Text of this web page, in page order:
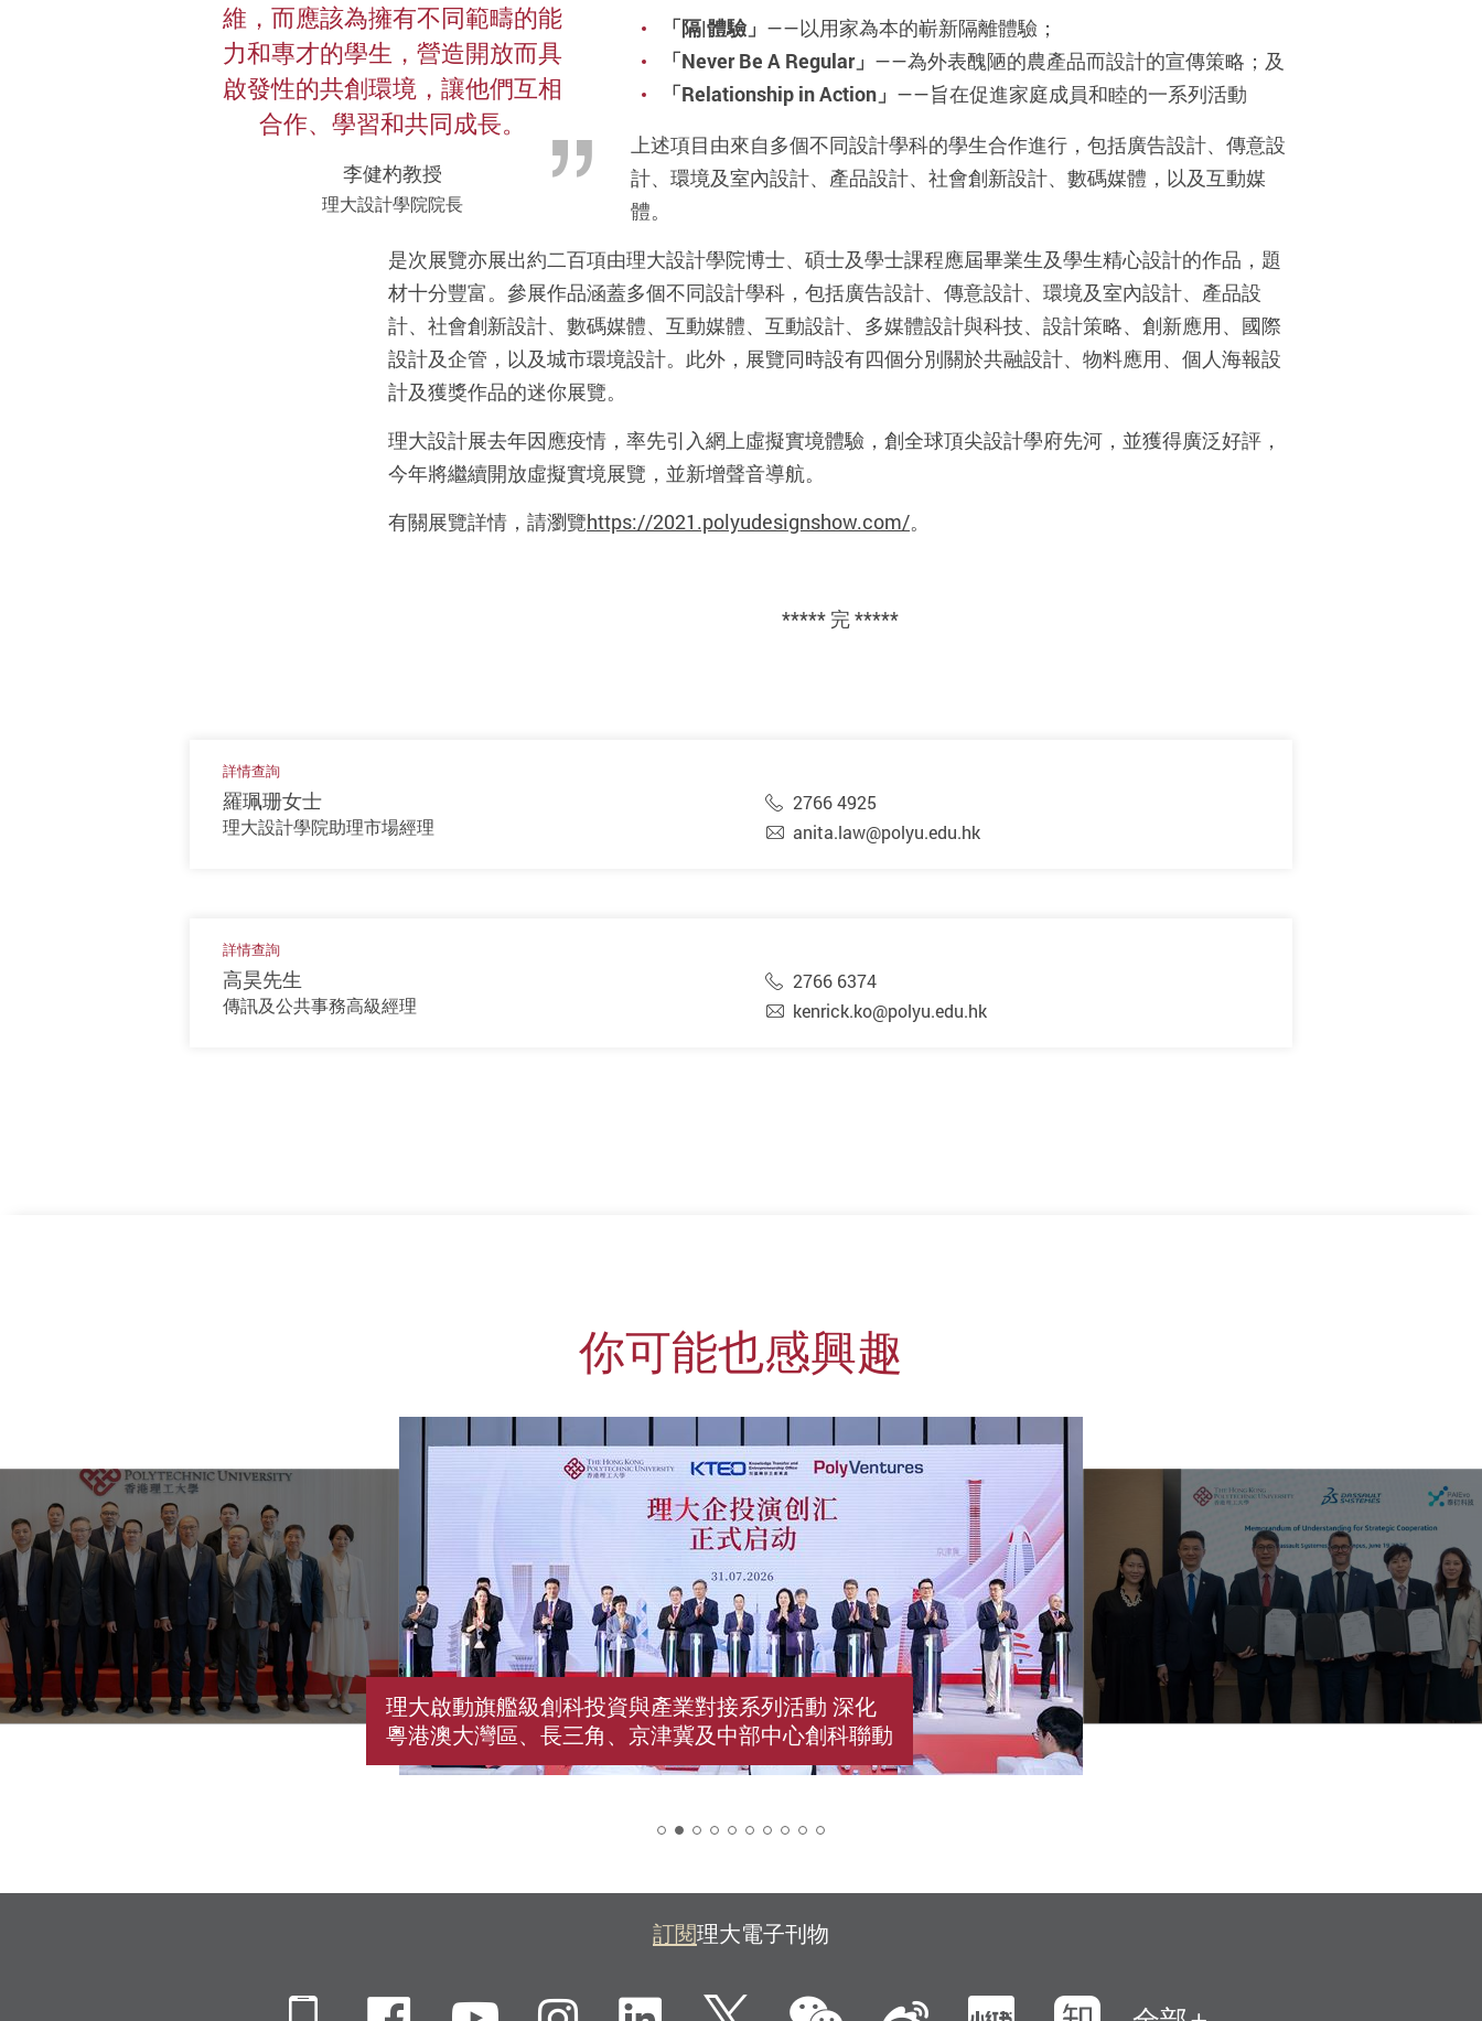
維，而應該為擁有不同範疇的能
力和專才的學生，營造開放而具
啟發性的共創環境，讓他們互相
合作、學習和共同成長。
李健杓教授
理大設計學院院長
「隔|體驗」 ——以用家為本的嶄新隔離體驗；
「Never Be A Regular」 ——為外表醜陋的農產品而設計的宣傳策略；及
「Relationship in Action」 ——旨在促進家庭成員和睦的一系列活動
上述項目由來自多個不同設計學科的學生合作進行，包括廣告設計、傳意設
計、環境及室內設計、產品設計、社會創新設計、數碼媒體，以及互動媒
體。
是次展覽亦展出約二百項由理大設計學院博士、碩士及學士課程應屆畢業生及學生精心設計的作品，題
材十分豐富。參展作品涵蓋多個不同設計學科，包括廣告設計、傳意設計、環境及室內設計、產品設
計、社會創新設計、數碼媒體、互動媒體、互動設計、多媒體設計與科技、設計策略、創新應用、國際
設計及企管，以及城市環境設計。此外，展覽同時設有四個分別關於共融設計、物料應用、個人海報設
計及獲獎作品的迷你展覽。
理大設計展去年因應疫情，率先引入網上虛擬實境體驗，創全球頂尖設計學府先河，並獲得廣泛好評，
今年將繼續開放虛擬實境展覽，並新增聲音導航。
有關展覽詳情，請瀏覽https://2021.polyudesignshow.com/。
***** 完 *****
詳情查詢
羅珮珊女士
理大設計學院助理市場經理
2766 4925
anita.law@polyu.edu.hk
詳情查詢
高昊先生
傳訊及公共事務高級經理
2766 6374
kenrick.ko@polyu.edu.hk
你可能也感興趣
理大啟動旗艦級創科投資與產業對接系列活動 深化
粵港澳大灣區、長三角、京津冀及中部中心創科聯動
訂閱理大電子刊物